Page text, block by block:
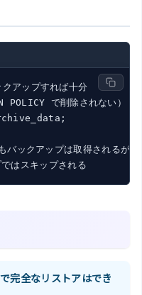
アップすれば十分
ックアップは取得されるが、
はスキップされる
完全なリストアはでき